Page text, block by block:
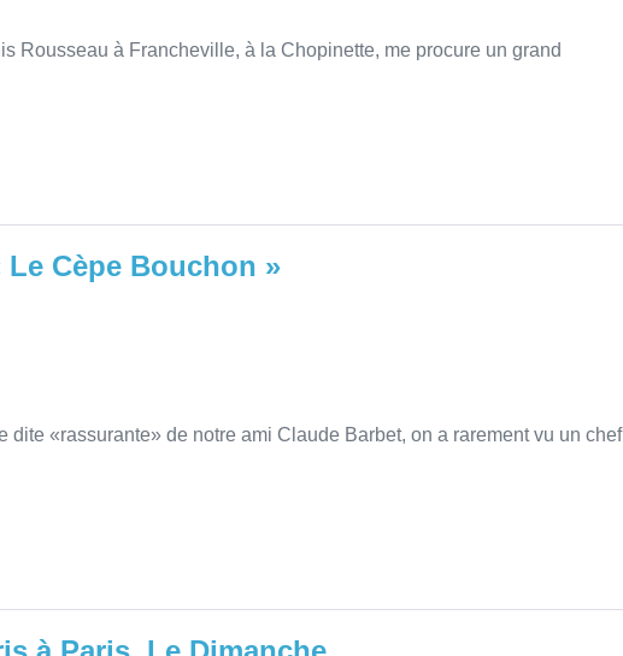
Rousseau à Francheville, à la Chopinette, me procure un grand
Cèpe Bouchon »
dite «rassurante» de notre ami Claude Barbet, on a rarement vu un chef